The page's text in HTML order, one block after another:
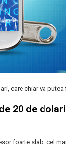
care chiar va
20 de
foarte slab, cel